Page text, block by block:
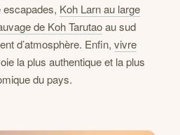
escapades, Koh Larn au large
de Koh Tarutaoau sud
d’atmosphère. Enfin, vivre
la plus authentique et la plus
du pays.